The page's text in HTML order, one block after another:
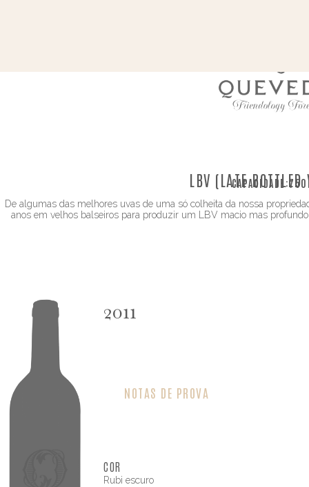
LBV (LATECAPACIDADE:
De algumas das melhores uvas de uma só colheita da nossa
anos em velhos balseiros para produzir um LBV macio mas
2011
NOTAS DE PROVA
COR
Rubi escuro